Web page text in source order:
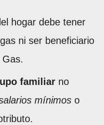
hogar debe tener
ni ser beneficiario
familiar no
mínimos o